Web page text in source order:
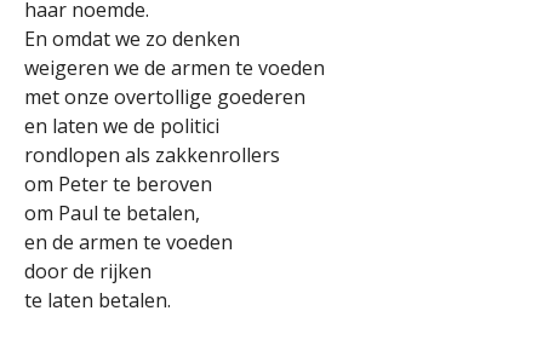
haar noemde.
En omdat we zo denken
weigeren we de armen te voeden
met onze overtollige goederen
en laten we de politici
rondlopen als zakkenrollers
om Peter te beroven
om Paul te betalen,
en de armen te voeden
door de rijken
te laten betalen.